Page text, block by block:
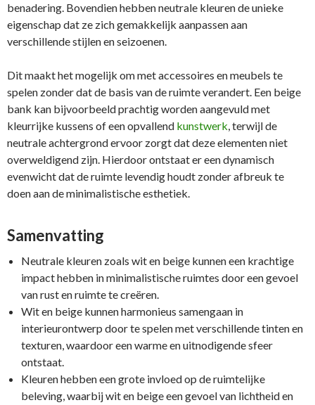
benadering. Bovendien hebben neutrale kleuren de unieke
eigenschap dat ze zich gemakkelijk aanpassen aan
verschillende stijlen en seizoenen.
Dit maakt het mogelijk om met accessoires en meubels te
spelen zonder dat de basis van de ruimte verandert. Een beige
bank kan bijvoorbeeld prachtig worden aangevuld met
kleurrijke kussens of een opvallend kunstwerk, terwijl de
neutrale achtergrond ervoor zorgt dat deze elementen niet
overweldigend zijn. Hierdoor ontstaat er een dynamisch
evenwicht dat de ruimte levendig houdt zonder afbreuk te
doen aan de minimalistische esthetiek.
Samenvatting
Neutrale kleuren zoals wit en beige kunnen een krachtige
impact hebben in minimalistische ruimtes door een gevoel
van rust en ruimte te creëren.
Wit en beige kunnen harmonieus samengaan in
interieurontwerp door te spelen met verschillende tinten en
texturen, waardoor een warme en uitnodigende sfeer
ontstaat.
Kleuren hebben een grote invloed op de ruimtelijke
beleving, waarbij wit en beige een gevoel van lichtheid en